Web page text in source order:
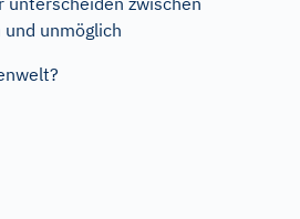
unmöglich